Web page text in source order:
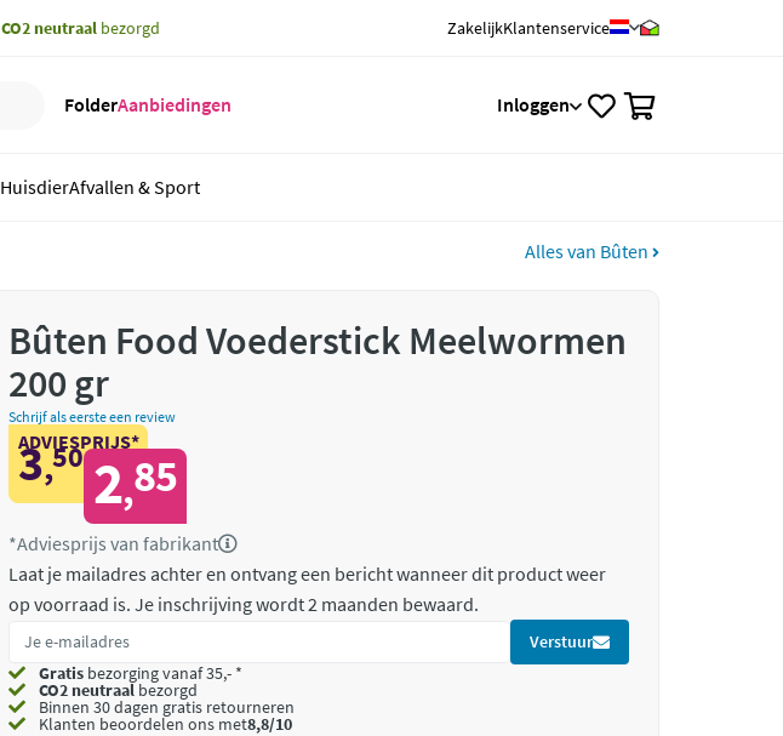
CO2 neutraal bezorgd ZakelijkKlantenservice
FolderAanbiedingen Inloggen
HuisdierAfvallen & Sport
Alles van Bûten
Bûten Food Voederstick Meelwormen
200 gr
Schrijf als eerste een review
ADVIESPRIJS*
3,50 2,85
*Adviesprijs van fabrikant
Laat je mailadres achter en ontvang een bericht wanneer dit product weer
op voorraad is. Je inschrijving wordt 2 maanden bewaard.
Verstuur
Gratis bezorging vanaf 35,- *
CO2 neutraalbezorgd
Binnen 30 dagen gratis retourneren
Klanten beoordelen ons met8,8/10